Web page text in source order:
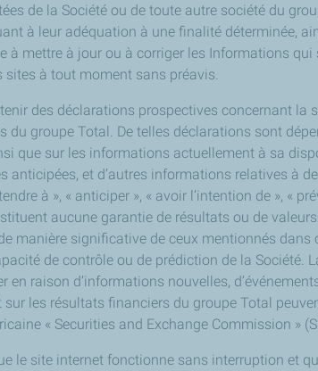
de la Société ou de toute autre société du
à leur adéquation à une finalité déterminée,
mettre à jour ou à corriger les Informations
sites à tout moment sans préavis.
des déclarations prospectives concernant
groupe Total. De telles déclarations sont
que sur les informations actuellement à sa
et d’autres informations relatives à
à », « anticiper », « avoir l’intention de », «
aucune garantie de résultats ou de
manière significative de ceux mentionnés
de contrôle ou de prédiction de la Société.
raison d’informations nouvelles,
les résultats financiers du groupe Total
« Securities and Exchange Commission »
le site internet fonctionne sans interruption et